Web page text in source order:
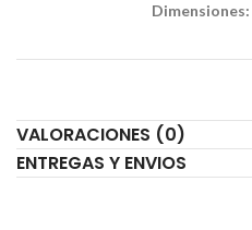
Dimensiones:
VALORACIONES (0)
ENTREGAS Y ENVIOS